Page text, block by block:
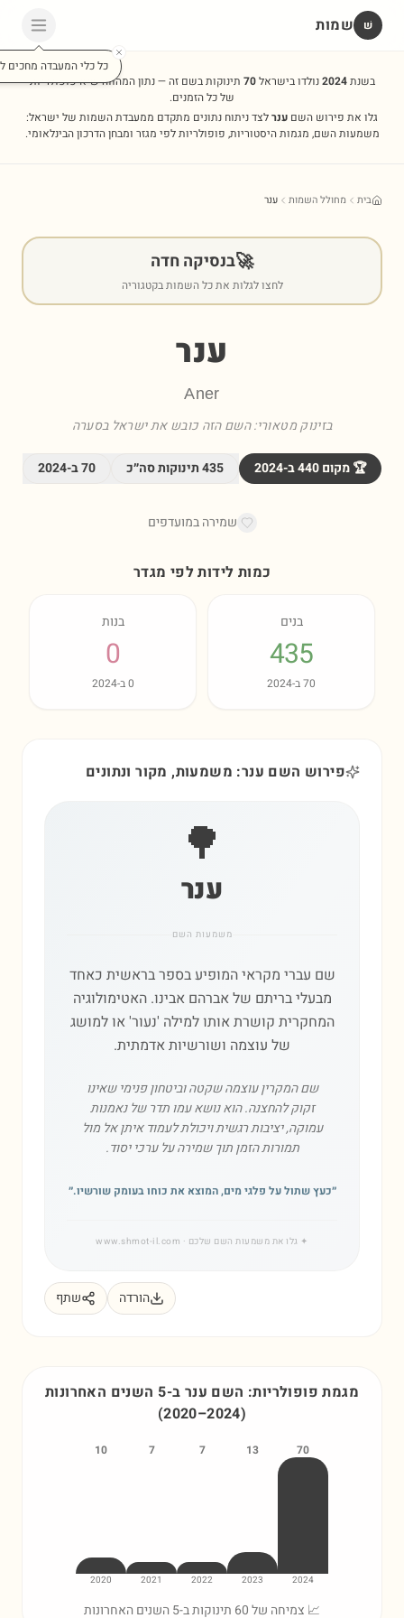
שׁ שמות
כל כלי המעבדה מחכים
בשנת2024נולדו בישראל70 תינוקות בשם זה — נתון המהווה שיא פופולריות
של כל הזמנים.
גלו את פירוש השם ענרלצד ניתוח נתונים מתקדם ממעבדת השמות של ישראל:
משמעות השם, מגמות היסטוריות, פופולריות לפי מגזר ומבחן הדרכון הבינלאומי.
בית מחולל השמות ענר
🚀בנסיקה חדה
לחצו לגלות את כל השמות בקטגוריה
ענר
Aner
בזינוק מטאורי: השם הזה כובש את ישראל בסערה
🏆 מקום440ב-2024
435תינוקות סה״כ 70ב-2024
שמירה במועדפים
כמות לידות לפי מגדר
בנים
435
70ב-2024
בנות
0
0ב-2024
פירוש השם ענר: משמעות, מקור ונתונים
🌳
ענר
משמעות השם
שם עברי מקראי המופיע בספר בראשית כאחד
מבעלי בריתם של אברהם אבינו. האטימולוגיה
המחקרית קושרת אותו למילה 'נעור' או למושג
של עוצמה ושורשיות אדמתית.
שם המקרין עוצמה שקטה וביטחון פנימי שאינו
זקוק להחצנה. הוא נושא עמו תדר של נאמנות
עמוקה, יציבות רגשית ויכולת לעמוד איתן אל מול
תמורות הזמן תוך שמירה על ערכי יסוד.
״כעץ שתול על פלגי מים, המוצא את כוחו בעומק שורשיו.״
✦ גלו את משמעות השם שלכם · www.shmot-il.com
הורדה שתף
מגמת פופולריות: השם ענר ב-5 השנים האחרונות
(2020–2024)
70
2024
13
2023
7
2022
7
2021
10
2020
📈 צמיחה של 60 תינוקות ב-5 השנים האחרונות